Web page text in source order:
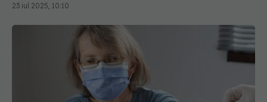
23 iul 2025, 10:10